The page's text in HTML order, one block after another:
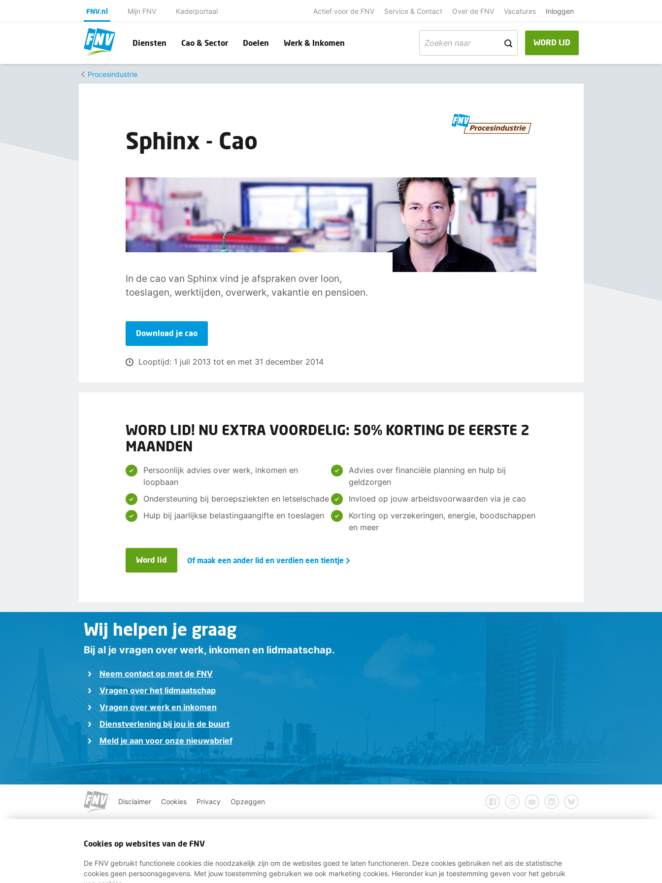
FNV.nl Mijn FNV Kaderportaal Actief voor de FNV Service & Contact Over de FNV Vacatures Inloggen
Diensten Cao & Sector Doelen Werk & Inkomen WORD LID
Procesindustrie
Sphinx - Cao
In de cao van Sphinx vind je afspraken over loon,
toeslagen, werktijden, overwerk, vakantie en pensioen.
Download je cao
Looptijd: 1 juli 2013 tot en met 31 december 2014
WORD LID! NU EXTRA VOORDELIG: 50% KORTING DE EERSTE 2
MAANDEN
Persoonlijk advies over werk, inkomen en
loopbaan
Advies over financiële planning en hulp bij
geldzorgen
Ondersteuning bij beroepsziekten en letselschade
Invloed op jouw arbeidsvoorwaarden via je cao
Hulp bij jaarlijkse belastingaangifte en toeslagen
Korting op verzekeringen, energie, boodschappen
en meer
Word lid Of maak een ander lid en verdien een tientje
Wij helpen je graag
Bij al je vragen over werk, inkomen en lidmaatschap.
Neem contact op met de FNV
Vragen over het lidmaatschap
Vragen over werk en inkomen
Dienstverlening bij jou in de buurt
Meld je aan voor onze nieuwsbrief
Disclaimer Cookies Privacy Opzeggen
Cookies op websites van de FNV
De FNV gebruikt functionele cookies die noodzakelijk zijn om de websites goed te laten functioneren. Deze cookies gebruiken net als de statistische
cookies geen persoonsgegevens. Met jouw toestemming gebruiken we ook marketing cookies. Hieronder kun je toestemming geven voor het gebruik